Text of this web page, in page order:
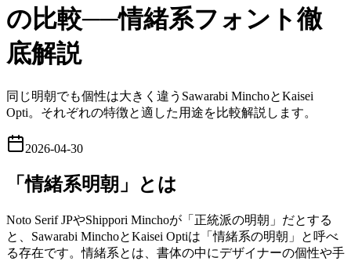
の比較──情緒系フォント徹
底解説
同じ明朝でも個性は大きく違うSawarabi MinchoとKaisei
Opti。それぞれの特徴と適した用途を比較解説します。
2026-04-30
「情緒系明朝」とは
Noto Serif JPやShippori Minchoが「正統派の明朝」だとする
と、Sawarabi MinchoとKaisei Optiは「情緒系の明朝」と呼べ
る存在です。情緒系とは、書体の中にデザイナーの個性や手